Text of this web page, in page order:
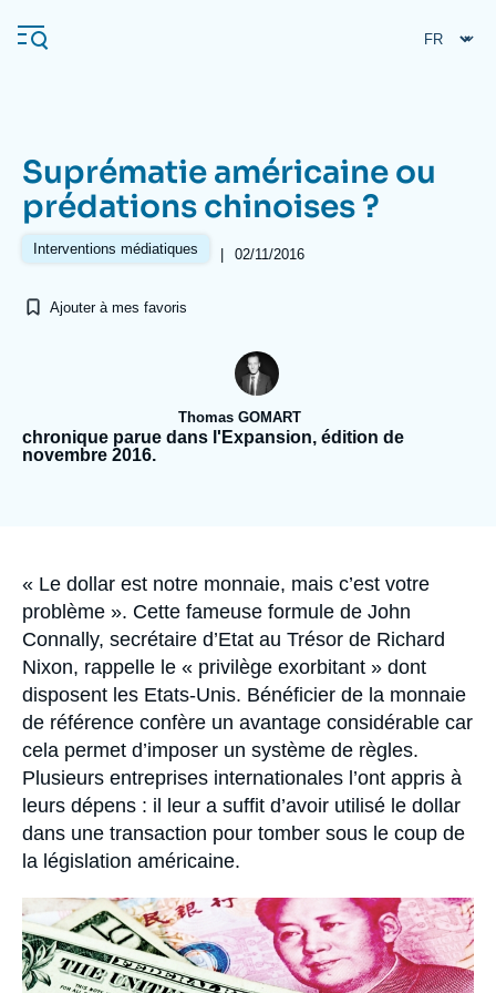
au
contenu
Navigation
principale
L'Ifri
Analyses
Recherches fréquentes
Proche-Orient
Suprématie américaine ou
prédations chinoises ?
Interventions médiatiques | 02/11/2016
Ajouter à mes favoris
Thomas GOMART
chronique parue dans l'Expansion, édition de
novembre 2016.
Accroche
« Le dollar est notre monnaie, mais c’est votre
problème ». Cette fameuse formule de John
Connally, secrétaire d’Etat au Trésor de Richard
Nixon, rappelle le « privilège exorbitant » dont
disposent les Etats-Unis. Bénéficier de la monnaie
de référence confère un avantage considérable car
cela permet d’imposer un système de règles.
Plusieurs entreprises internationales l’ont appris à
leurs dépens : il leur a suffit d’avoir utilisé le dollar
dans une transaction pour tomber sous le coup de
la législation américaine.
Image
principale
médiatique